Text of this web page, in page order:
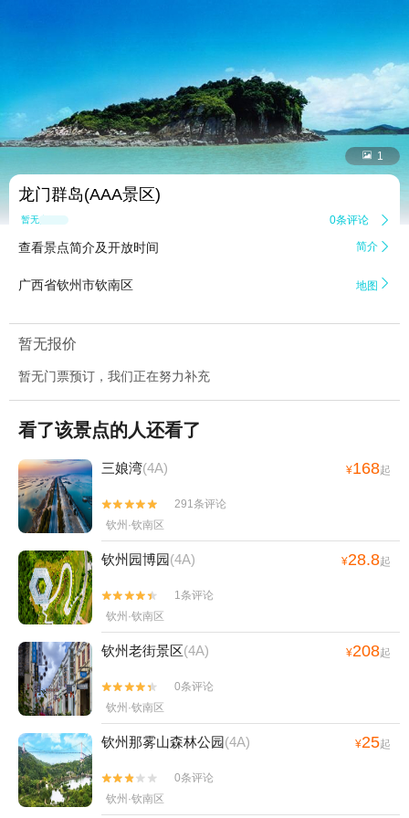
 1
龙门群岛(AAA景区)
暂无点评 0条评论 
查看景点简介及开放时间 简介 
广西省钦州市钦南区 地图 
暂无报价
暂无门票预订，我们正在努力补充
看了该景点的人还看了
三娘湾(4A) ¥168起


291条评论
钦州·钦南区
钦州园博园(4A) ¥28.8起


1条评论
钦州·钦南区
钦州老街景区(4A) ¥208起


0条评论
钦州·钦南区
钦州那雾山森林公园(4A) ¥25起


0条评论
钦州·钦南区